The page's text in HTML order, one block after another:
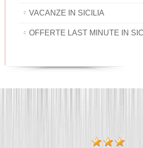
VACANZE IN SICILIA
OFFERTE LAST MINUTE IN